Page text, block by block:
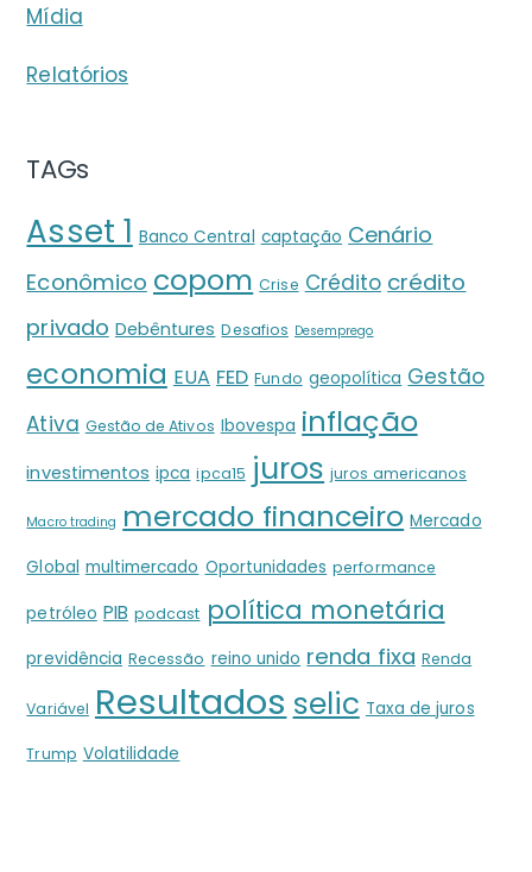
Mídia
Relatórios
TAGs
Asset 1 Banco Central captação Cenário
Econômico copom Crise Crédito crédito
privado Debêntures Desafios Desemprego
economia EUA FED Fundo geopolítica Gestão
Ativa Gestão de Ativos Ibovespa inflação
investimentos ipca ipca15 juros juros americanos
Macro trading mercado financeiro Mercado
Global multimercado Oportunidades performance
petróleo PIB podcast política monetária
previdência Recessão reino unido renda fixa Renda
Variável Resultados selic Taxa de juros
Trump Volatilidade